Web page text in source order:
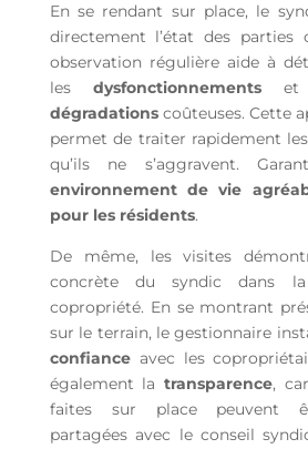
En se rendant sur place, le
directement l’état des parties
observation régulière aide à
lesdysfonctionnements et
dégradationscoûteuses. Cette
permet de traiter rapidement
qu’ils ne s’aggravent.
environnement de vie
pour les résidents.
De même, les visites
concrète du syndic dans
copropriété. En se montrant
sur le terrain, le gestionnaire
confianceavec les
également latransparence,
faites sur place peuvent
partagées avec le conseil